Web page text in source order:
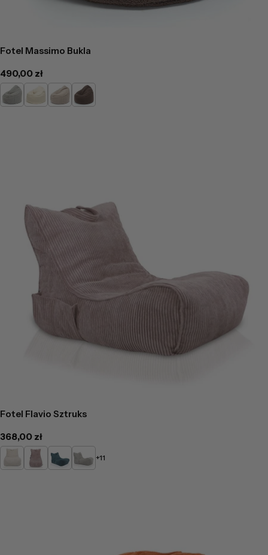
Fotel Massimo Bukla
Cena
regularna
490,00 zł
Jasno
Szary
KremowyCappucino
Ciemno
Brązowy
Fotel Flavio Sztruks
Cena
regularna
368,00 zł
KremowyPudrowy
róż
TurkusowyPopielaty
+11